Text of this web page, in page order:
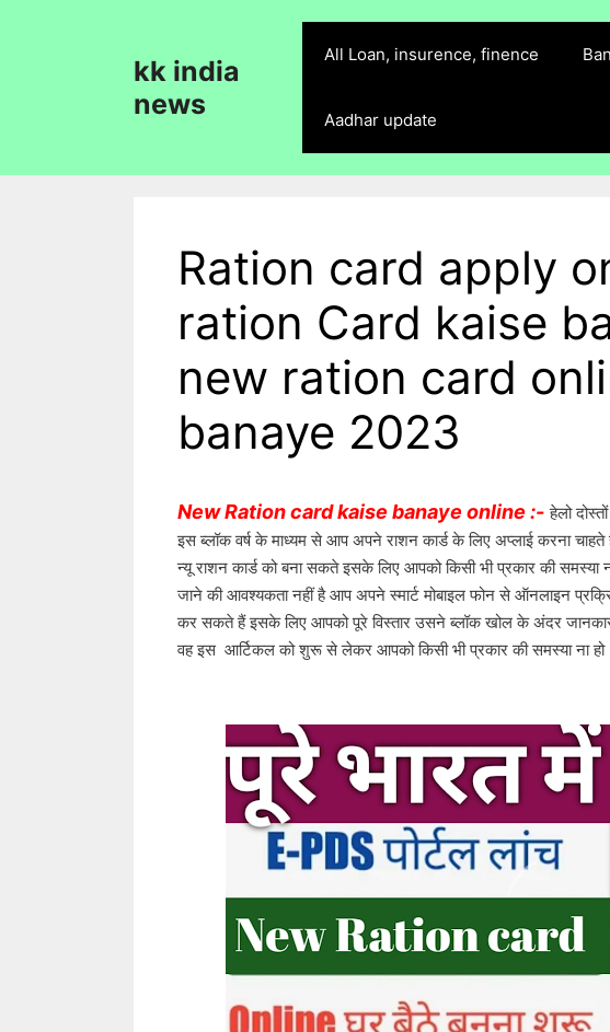
kk india
news
All Loan, insurence, finence
Aadhar update
Ration card apply
ration Card kaise
new ration card
banaye 2023
New Ration card kaise banaye online :- हेलो
इस ब्लॉक वर्ष के माध्यम से आप अपने राशन कार्ड के लिए अप्लाई करना
न्यू राशन कार्ड को बना सकते इसके लिए आपको किसी भी प्रकार की समस्या
जाने की आवश्यकता नहीं है आप अपने स्मार्ट मोबाइल फोन से ऑनलाइन
कर सकते हैं इसके लिए आपको पूरे विस्तार उसने ब्लॉक खोल के अंदर
वह इस  आर्टिकल को शुरू से लेकर आपको किसी भी प्रकार की समस्या ना हो